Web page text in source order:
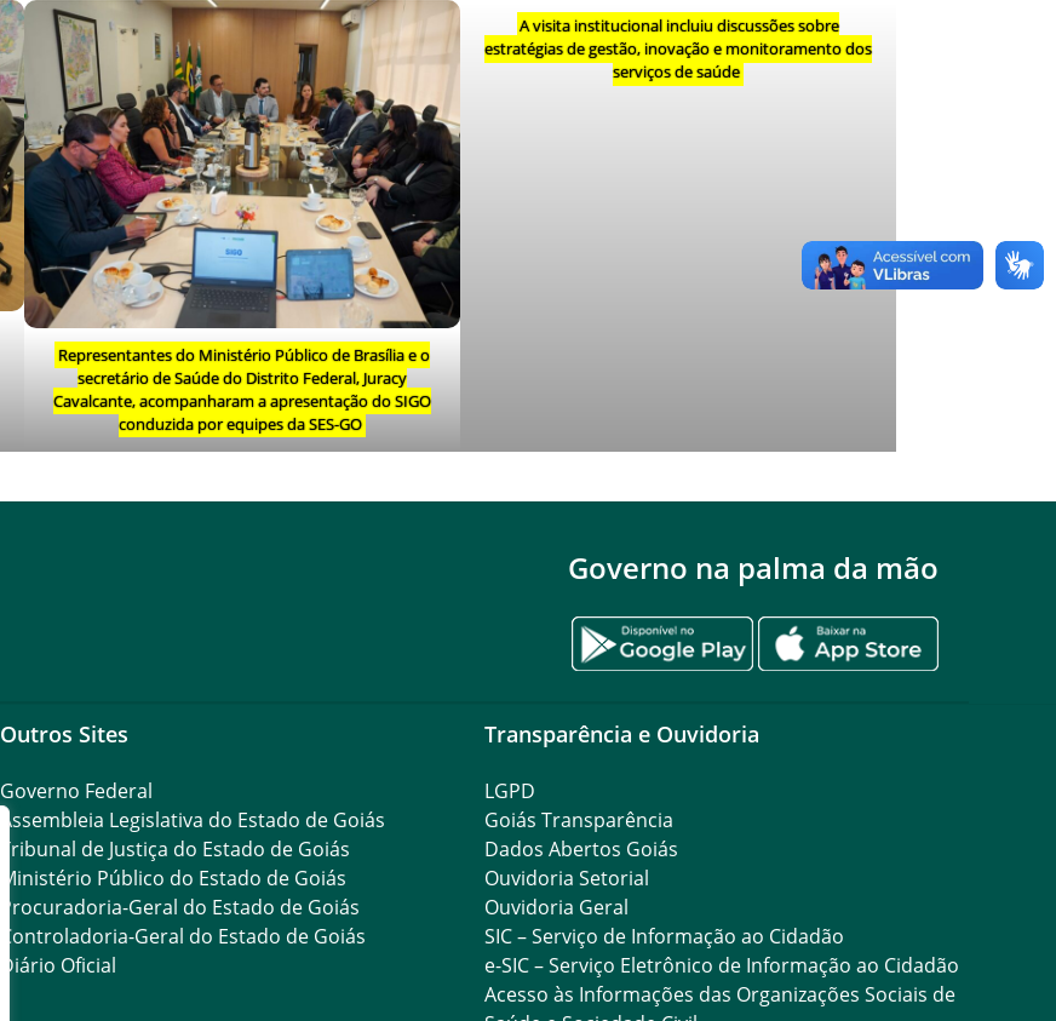
Representantes do Ministério Público de Brasília e o
secretário de Saúde do Distrito Federal, Juracy
Cavalcante, acompanharam a apresentação do SIGO
conduzida por equipes da SES-GO
A visita institucional incluiu discussões sobre
estratégias de gestão, inovação e monitoramento dos
serviços de saúde
Governo na palma da mão
Outros Sites
Governo Federal
Assembleia Legislativa do Estado de Goiás
Tribunal de Justiça do Estado de Goiás
Ministério Público do Estado de Goiás
Procuradoria-Geral do Estado de Goiás
Controladoria-Geral do Estado de Goiás
Diário Oficial
Transparência e Ouvidoria
LGPD
Goiás Transparência
Dados Abertos Goiás
Ouvidoria Setorial
Ouvidoria Geral
SIC – Serviço de Informação ao Cidadão
e-SIC – Serviço Eletrônico de Informação ao Cidadão
Acesso às Informações das Organizações Sociais de